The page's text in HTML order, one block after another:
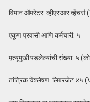
विमान ऑपरेटर: व्हीएसआर
एकूण प्रवासी आणि कर्मचारी: ५
मृत्यूमुखी पडलेल्यांची संख्या: ५
तांत्रिक विश्लेषण: लियरजेट ४५